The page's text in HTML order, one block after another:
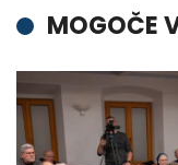
MOGOČE